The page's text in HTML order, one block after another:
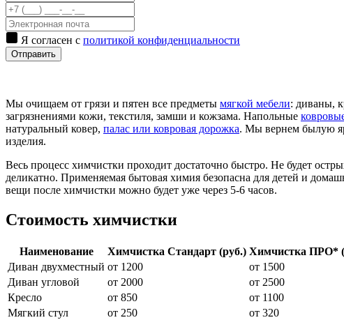
Я согласен с политикой конфиденциальности
Отправить
Мы очищаем от грязи и пятен все предметы мягкой мебели: диваны,
загрязнениями кожи, текстиля, замши и кожзама. Напольные
натуральный ковер, палас или ковровая дорожка. Мы вернем былую
изделия.
Весь процесс химчистки проходит достаточно быстро. Не будет
деликатно. Применяемая бытовая химия безопасна для детей и
вещи после химчистки можно будет уже через 5-6 часов.
Стоимость химчистки
Наименование Химчистка Стандарт (руб.) Химчистка ПРО*
Диван двухместный от 1200
от 1500
Диван угловой
от 2000
от 2500
Кресло
от 850
от 1100
Мягкий стул
от 250
от 320